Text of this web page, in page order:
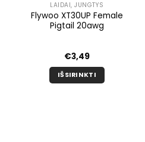
LAIDAI, JUNGTYS
Flywoo XT30UP Female
Pigtail 20awg
€3,49
IŠSIRINKTI